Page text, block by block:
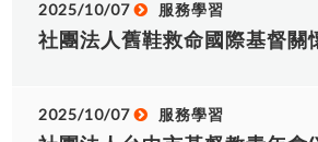
2條規定：「本辦法獎勵之志工為從事
作，服務時數三千小時以上，持有志願
明 書者。」同辦法第5條第1項規定：
志願服務績優銅牌獎及得獎證書。二、
千小時以上者，頒授志願服務績優銀牌
2025/10/07 服務學習
2025/10/07 服務學習